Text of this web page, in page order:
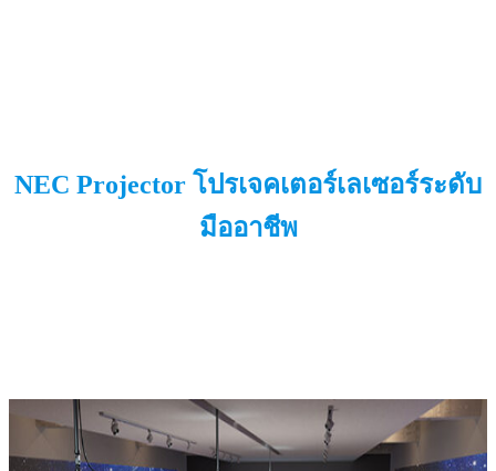
NEC Projector โปรเจคเตอร์เลเซอร์ระดับ
มืออาชีพ